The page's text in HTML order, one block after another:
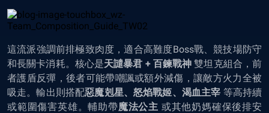
這流派強調前排極致肉度，適合高難度Boss戰、競技場防守
和長關卡消耗。核心是天譴暴君 + 百鍊戰神 雙坦克組合，前
者護盾反彈，後者可能帶嘲諷或額外減傷，讓敵方火力全被
吸走。輸出則搭配惡魔剋星、怒焰戰姬、渴血主宰 等高持續
或範圍傷害英雄。輔助帶魔法公主 或其他奶媽確保後排安